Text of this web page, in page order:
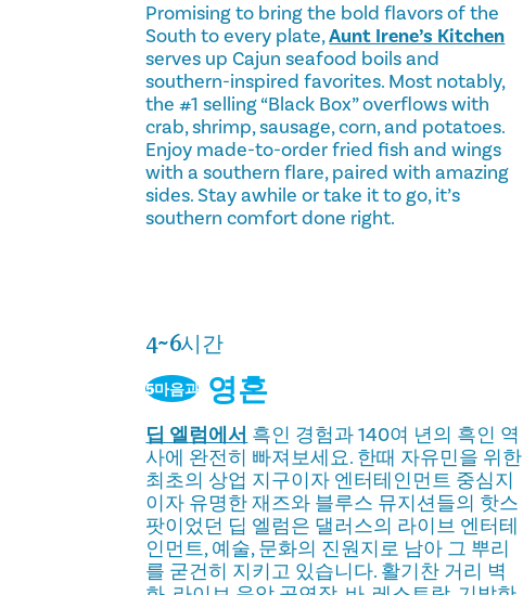
Promising to bring the bold flavors of the
South to every plate,Aunt Irene’s Kitchen
serves up Cajun seafood boils and
southern-inspired favorites. Most notably,
the #1 selling “Black Box” overflows with
crab, shrimp, sausage, corn, and potatoes.
Enjoy made-to-order fried fish and wings
with a southern flare, paired with amazing
sides. Stay awhile or take it to go, it’s
southern comfort done right.
4~6시간
5마음과 영혼
딥 엘럼에서 흑인 경험과 140여 년의 흑인 역
사에 완전히 빠져보세요. 한때 자유민을 위한
최초의 상업 지구이자 엔터테인먼트 중심지
이자 유명한 재즈와 블루스 뮤지션들의 핫스
팟이었던 딥 엘럼은 댈러스의 라이브 엔터테
인먼트, 예술, 문화의 진원지로 남아 그 뿌리
를 굳건히 지키고 있습니다. 활기찬 거리 벽